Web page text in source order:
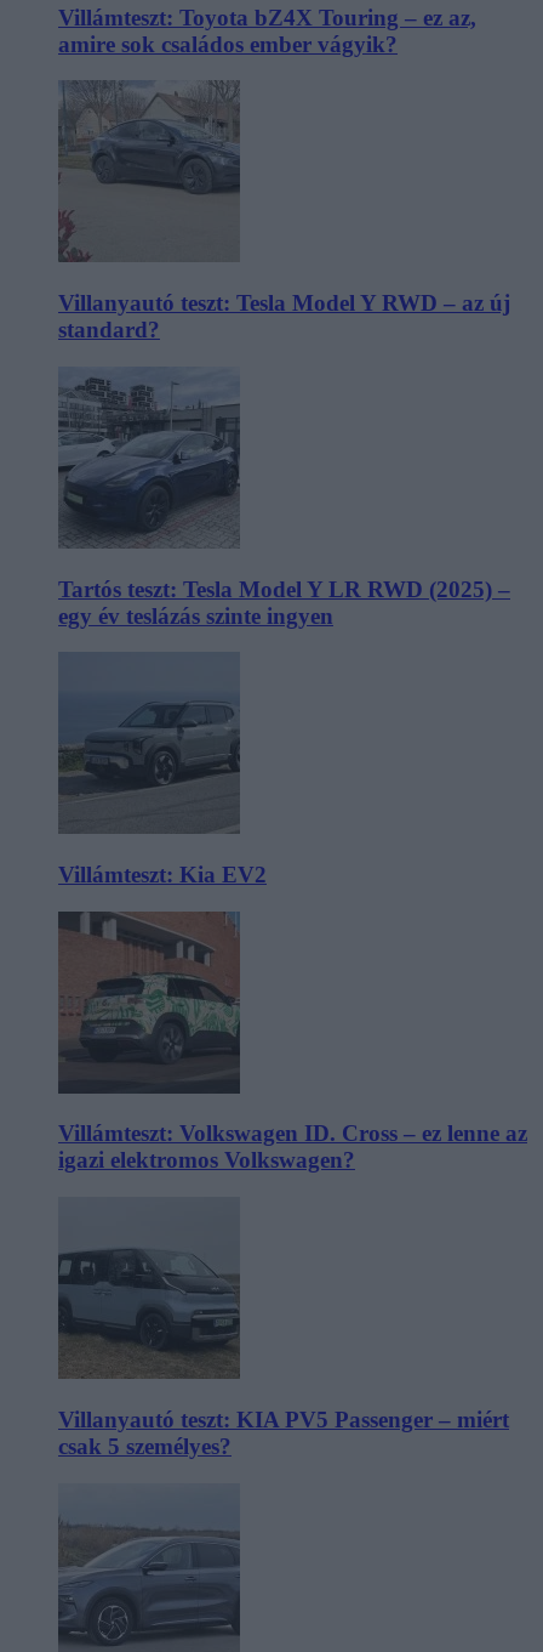
Villámteszt: Toyota bZ4X Touring – ez az,
amire sok családos ember vágyik?
Villanyautó teszt: Tesla Model Y RWD – az új
standard?
Tartós teszt: Tesla Model Y LR RWD (2025) –
egy év teslázás szinte ingyen
Villámteszt: Kia EV2
Villámteszt: Volkswagen ID. Cross – ez lenne az
igazi elektromos Volkswagen?
Villanyautó teszt: KIA PV5 Passenger – miért
csak 5 személyes?